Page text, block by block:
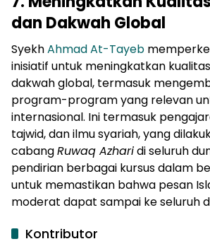
dan Dakwah Global
SyekhAhmad At-Tayeb
inisiatif untuk meningkatkan
dakwah global, termasuk
program-program yang relevan
internasional. Ini termasuk
tajwid, dan ilmu syariah, yang
cabangRuwaq Azharidi seluruh
pendirian berbagai kursus dalam
untuk memastikan bahwa pesan
moderat dapat sampai ke seluruh
Kontributor